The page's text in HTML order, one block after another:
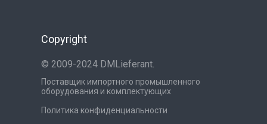
Copyright
© 2009-2024 DMLieferant.
Поставщик импортного промышленного
оборудования и комплектующих
Политика конфиденциальности